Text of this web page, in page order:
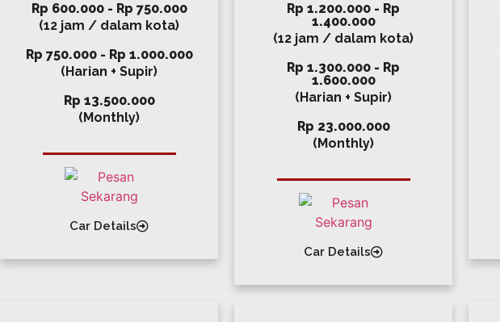
Rp 600.000 - Rp 750.000
(12 jam / dalam kota)
Rp 750.000 - Rp 1.000.000
(Harian + Supir)
Rp 13.500.000
(Monthly)
Car Details
Rp 1.200.000 - Rp
1.400.000
(12 jam / dalam kota)
Rp 1.300.000 - Rp
1.600.000
(Harian + Supir)
Rp 23.000.000
(Monthly)
Car Details